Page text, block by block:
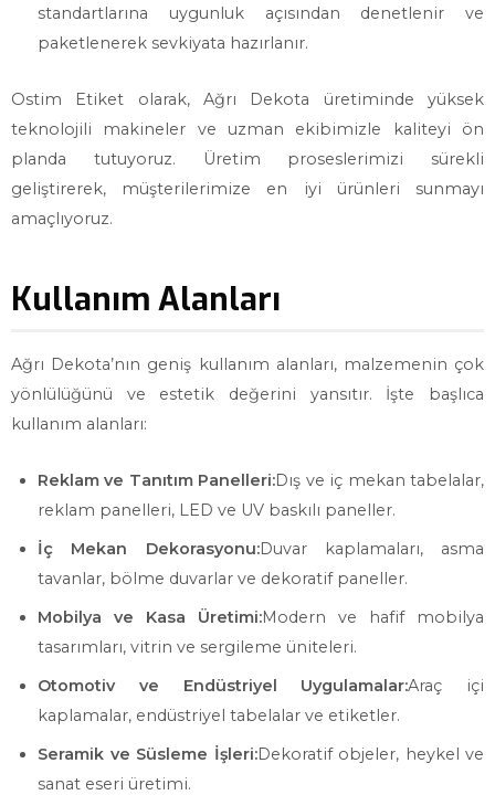
standartlarına uygunluk açısından denetlenir ve
paketlenerek sevkiyata hazırlanır.
Ostim Etiket olarak, Ağrı Dekota üretiminde yüksek
teknolojili makineler ve uzman ekibimizle kaliteyi ön
planda tutuyoruz. Üretim proseslerimizi sürekli
geliştirerek, müşterilerimize en iyi ürünleri sunmayı
amaçlıyoruz.
Kullanım Alanları
Ağrı Dekota’nın geniş kullanım alanları, malzemenin çok
yönlülüğünü ve estetik değerini yansıtır. İşte başlıca
kullanım alanları:
Reklam ve Tanıtım Panelleri:Dış ve iç mekan tabelalar,
reklam panelleri, LED ve UV baskılı paneller.
İç Mekan Dekorasyonu:Duvar kaplamaları, asma
tavanlar, bölme duvarlar ve dekoratif paneller.
Mobilya ve Kasa Üretimi:Modern ve hafif mobilya
tasarımları, vitrin ve sergileme üniteleri.
Otomotiv ve Endüstriyel Uygulamalar:Araç içi
kaplamalar, endüstriyel tabelalar ve etiketler.
Seramik ve Süsleme İşleri:Dekoratif objeler, heykel ve
sanat eseri üretimi.